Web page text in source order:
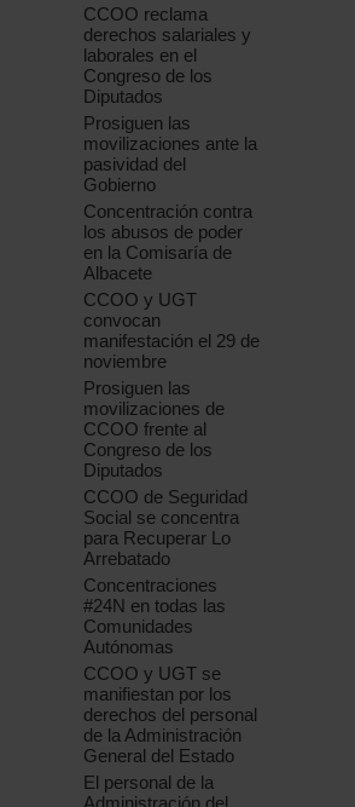
CCOO reclama
derechos salariales y
laborales en el
Congreso de los
Diputados
Prosiguen las
movilizaciones ante la
pasividad del
Gobierno
Concentración contra
los abusos de poder
en la Comisaría de
Albacete
CCOO y UGT
convocan
manifestación el 29 de
noviembre
Prosiguen las
movilizaciones de
CCOO frente al
Congreso de los
Diputados
CCOO de Seguridad
Social se concentra
para Recuperar Lo
Arrebatado
Concentraciones
#24N en todas las
Comunidades
Autónomas
CCOO y UGT se
manifiestan por los
derechos del personal
de la Administración
General del Estado
El personal de la